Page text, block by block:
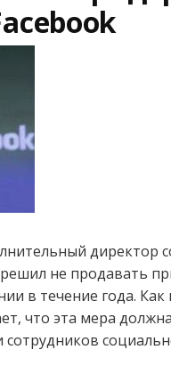
директор
не продавать
в течение года.
что эта мера